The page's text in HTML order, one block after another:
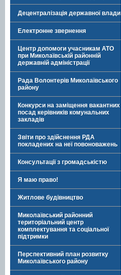
Децентралізація державної влади
Електронне звернення
Центр допомоги учасникам АТО
при Миколаївській районній
державній адміністрації
Рада Волонтерів Миколаївського
району
Конкурси на заміщення вакантних
посад керівників комунальних
закладів
Звіти про здійснення РДА
покладених на неї повоноважень
Консультації з громадськістю
Я маю право!
Житлове будівництво
Миколаївський районний
територіальний центр
комплектування та соціальної
підтримки
Перспективний план розвитку
Миколаївського району